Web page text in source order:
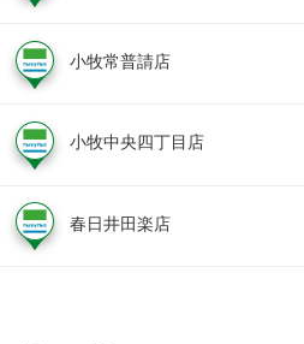
小牧常普請店
小牧中央四丁目店
春日井田楽店